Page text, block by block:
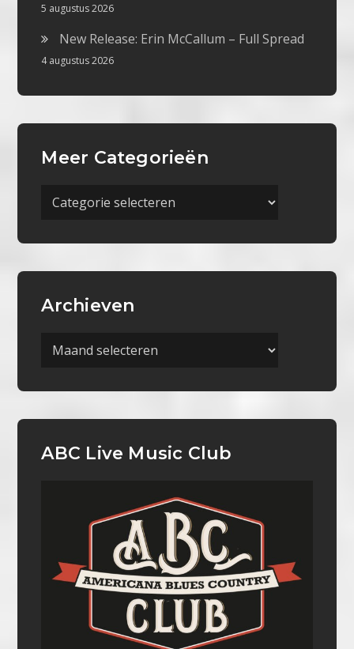
5 augustus 2026
New Release: Erin McCallum – Full Spread
4 augustus 2026
Meer Categorieën
Meer
Archieven
Archieven
ABC Live Music Club